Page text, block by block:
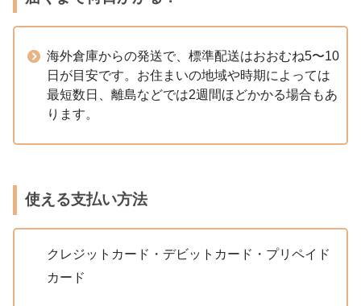
海外倉庫からの発送で、標準配送はおおむね5〜10
日が目安です。お住まいの地域や時期によっては
最短数日、離島などでは2週間ほどかかる場合もあ
ります。
使える支払い方法
クレジットカード・デビットカード・プリペイド
カード